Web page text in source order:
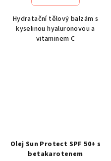
Hydratační tělový balzám s
kyselinou hyaluronovou a
vitaminem C
Olej Sun Protect SPF 50+ s
betakarotenem